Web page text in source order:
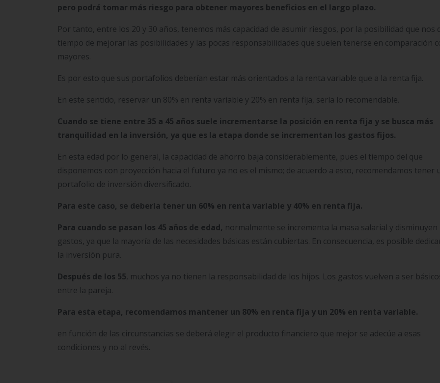
pero podrá tomar más riesgo para obtener mayores beneficios en el largo plazo.
Por tanto, entre los 20 y 30 años, tenemos más capacidad de asumir riesgos, por la posibilidad que nos
tiempo de mejorar las posibilidades y las pocas responsabilidades que suelen tenerse en comparación
mayores.
Es por esto que sus portafolios deberían estar más orientados a la renta variable que a la renta fija.
En este sentido, reservar un 80% en renta variable y 20% en renta fija, sería lo recomendable.
Cuando se tiene entre 35 a 45 años suele incrementarse la posición en renta fija y se busca más
tranquilidad en la inversión, ya que es la etapa donde se incrementan los gastos fijos.
En esta edad por lo general, la capacidad de ahorro baja considerablemente, pues el tiempo del que
disponemos con proyección hacia el futuro ya no es el mismo; de acuerdo a esto, recomendamos tener
portafolio de inversión diversificado.
Para este caso, se debería tener un 60% en renta variable y 40% en renta fija.
Para cuando se pasan los 45 años de edad, normalmente se incrementa la masa salarial y disminuyen
gastos, ya que la mayoría de las necesidades básicas están cubiertas. En consecuencia, es posible
la inversión pura.
Después de los 55, muchos ya no tienen la responsabilidad de los hijos. Los gastos vuelven a ser
entre la pareja.
Para esta etapa, recomendamos mantener un 80% en renta fija y un 20% en renta variable.
en función de las circunstancias se deberá elegir el producto financiero que mejor se adecúe a esas
condiciones y no al revés.